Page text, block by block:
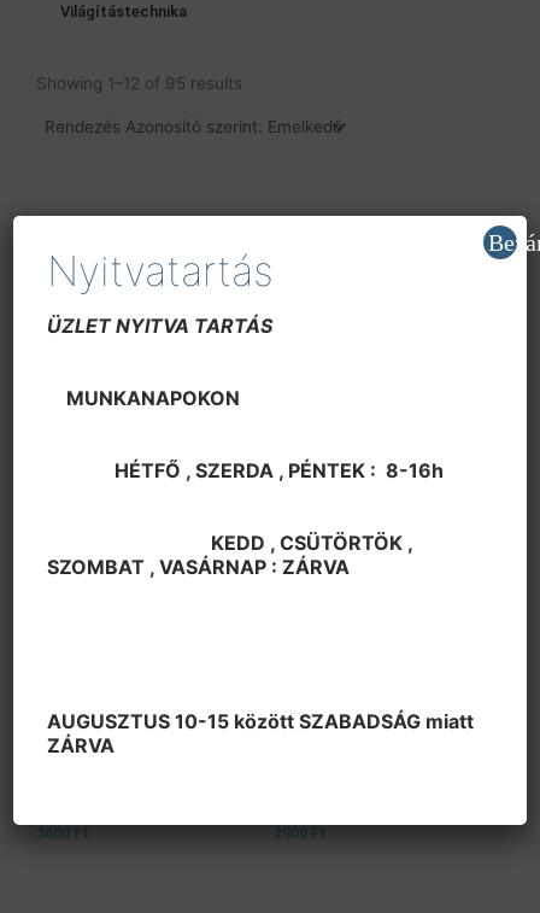
Világítástechnika
Showing 1–12 of 95 results
Egyéb Integrált áramkör
1200Ft
3600 Ft 2900 Ft
Nyitvatartás
ÜZLET NYITVA TARTÁS
MUNKANAPOKON
HÉTFŐ , SZERDA , PÉNTEK : 8-16h
KEDD , CSÜTÖRTÖK ,
SZOMBAT , VASÁRNAP : ZÁRVA
AUGUSZTUS 10-15 között SZABADSÁG miatt
ZÁRVA